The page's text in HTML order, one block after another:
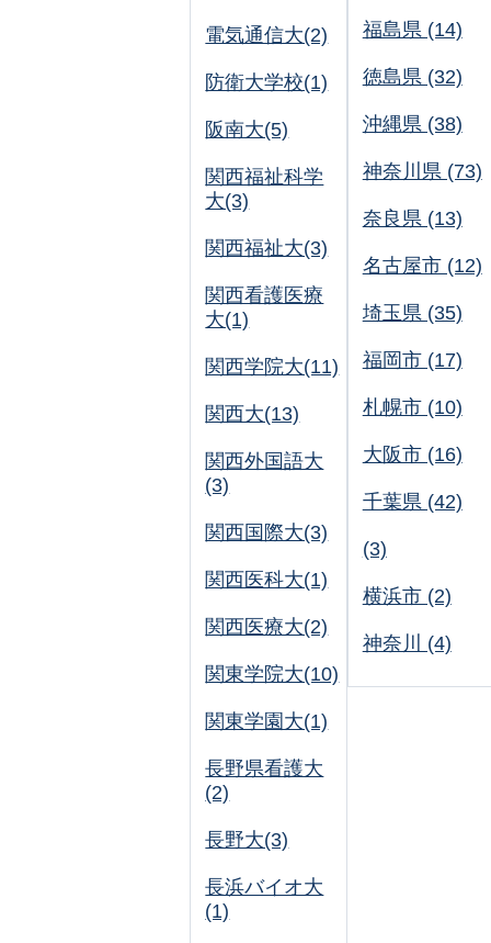
電気通信大(2)
防衛大学校(1)
阪南大(5)
関西福祉科学
大(3)
関西福祉大(3)
関西看護医療
大(1)
関西学院大(11)
関西大(13)
関西外国語大
(3)
関西国際大(3)
関西医科大(1)
関西医療大(2)
関東学院大(10)
関東学園大(1)
長野県看護大
(2)
長野大(3)
長浜バイオ大
(1)
福島県 (14)
徳島県 (32)
沖縄県 (38)
神奈川県 (73)
奈良県 (13)
名古屋市 (12)
埼玉県 (35)
福岡市 (17)
札幌市 (10)
大阪市 (16)
千葉県 (42)
(3)
横浜市 (2)
神奈川 (4)